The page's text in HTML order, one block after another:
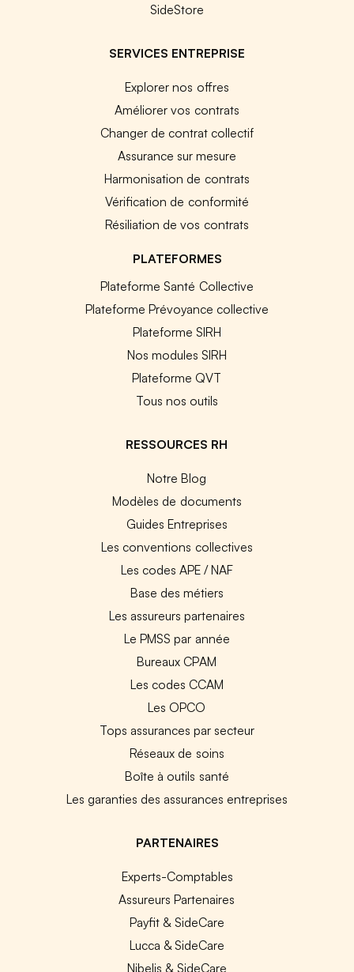
SideStore
SERVICES ENTREPRISE
Explorer nos offres
Améliorer vos contrats
Changer de contrat collectif
Assurance sur mesure
Harmonisation de contrats
Vérification de conformité
Résiliation de vos contrats
PLATEFORMES
Plateforme Santé Collective
Plateforme Prévoyance collective
Plateforme SIRH
Nos modules SIRH
Plateforme QVT
Tous nos outils
RESSOURCES RH
Notre Blog
Modèles de documents
Guides Entreprises
Les conventions collectives
Les codes APE / NAF
Base des métiers
Les assureurs partenaires
Le PMSS par année
Bureaux CPAM
Les codes CCAM
Les OPCO
Tops assurances par secteur
Réseaux de soins
Boîte à outils santé
Les garanties des assurances entreprises
PARTENAIRES
Experts-Comptables
Assureurs Partenaires
Payfit & SideCare
Lucca & SideCare
Nibelis & SideCare